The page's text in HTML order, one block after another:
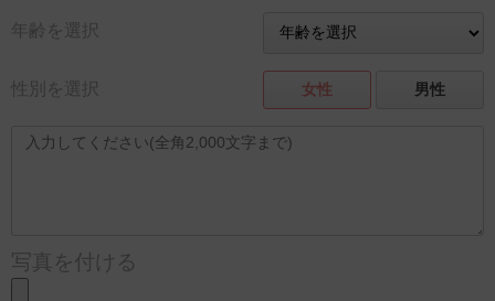
年齢を選択
性別を選択 女性 男性
写真を付ける